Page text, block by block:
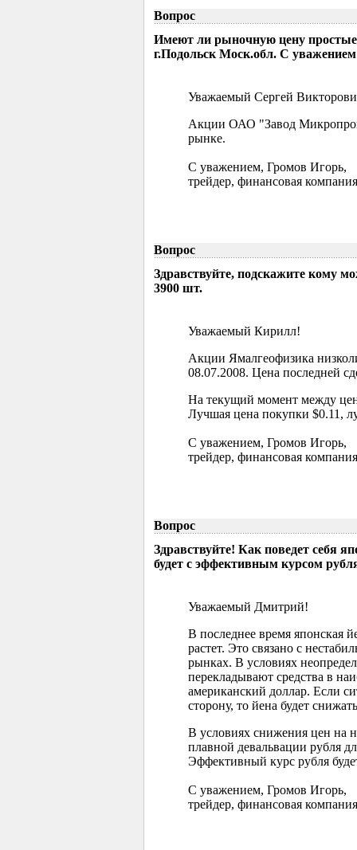
Вопрос
Имеют ли рыночную цену
г.Подольск Моск.обл. С
Уважаемый Сергей
Акции ОАО "Завод
рынке.
С уважением, Громов Игорь,
трейдер, финансовая
Вопрос
Здравствуйте, подскажите кому
3900 шт.
Уважаемый Кирилл!
Акции Ямалгеофизика
08.07.2008. Цена последней
На текущий момент между
Лучшая цена покупки $0.11,
С уважением, Громов Игорь,
трейдер, финансовая
Вопрос
Здравствуйте! Как поведет себя
будет с эффективным курсом
Уважаемый Дмитрий!
В последнее время
растет. Это связано с
рынках. В условиях
перекладывают средства в
американский доллар. Если
сторону, то йена будет
В условиях снижения цен на
плавной девальвации рубля
Эффективный курс рубля
С уважением, Громов Игорь,
трейдер, финансовая